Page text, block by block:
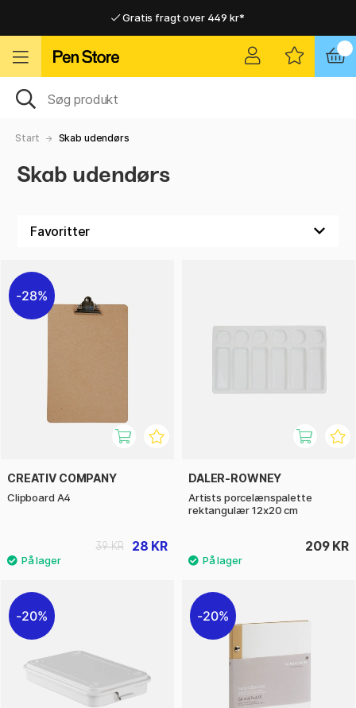
Gratis fragt over 449 kr*
Hurtigt til dør eller pakkeshop
Hurtigt til dør eller pakkeshop
Start Skab udendørs
Skab udendørs
28%
CREATIV COMPANY
Clipboard A4
28 KR
39 KR
DALER-ROWNEY
Artists porcelænspalette
rektangulær 12x20 cm
209 KR
20% 20%